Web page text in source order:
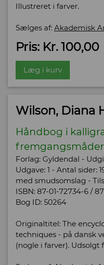
Illustreret i farver.
Sælges af: Akademisk
Pris: Kr. 100,00
Læg i kurv
Wilson, Diana
Håndbog i
Forlag: Gyldendal -
Udgave: 1 - Antal sider:
med smudsomslag -
ISBN: 87-01-72734-6 /
Bog ID: 50264
Originaltitel: The
techniques - på dansk
(nogle i farver). Udsolgt